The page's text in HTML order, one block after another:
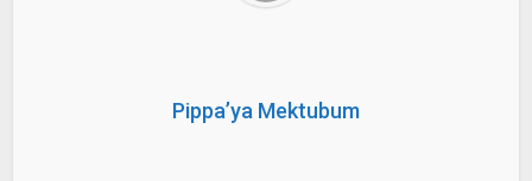
Pippa’ya Mektubum